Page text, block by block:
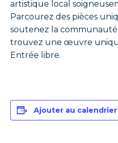
artistique local
Parcourez des pièces
soutenez la
trouvez une œuvre
Entrée libre.
Ajouter au calendrier